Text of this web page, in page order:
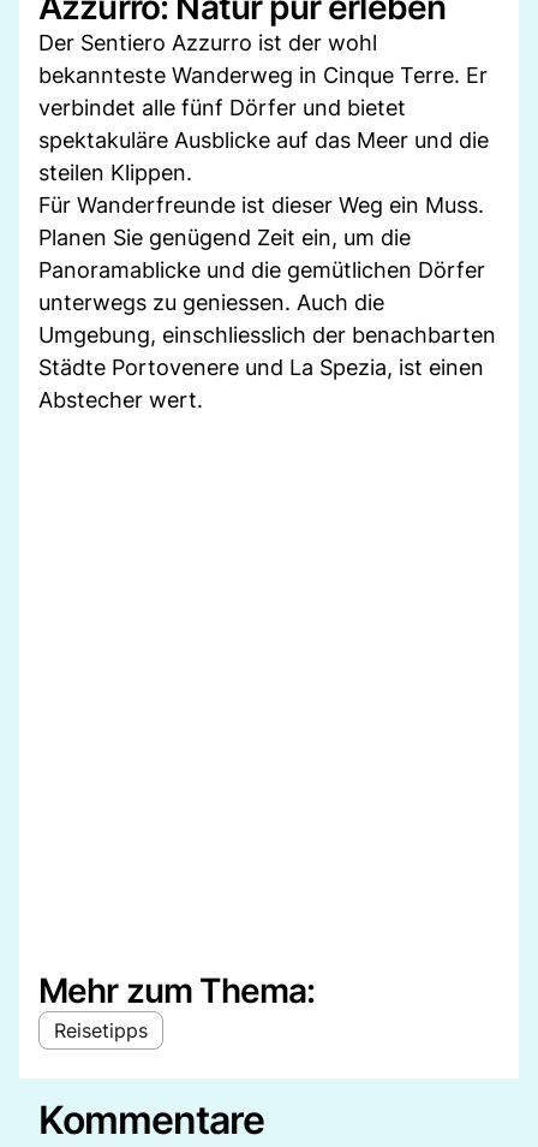
Der Sentiero Azzurro ist der wohl
bekannteste Wanderweg in Cinque Terre. Er
verbindet alle fünf Dörfer und bietet
spektakuläre Ausblicke auf das Meer und die
steilen Klippen.
Für Wanderfreunde ist dieser Weg ein Muss.
Planen Sie genügend Zeit ein, um die
Panoramablicke und die gemütlichen Dörfer
unterwegs zu geniessen. Auch die
Umgebung, einschliesslich der benachbarten
Städte Portovenere und La Spezia, ist einen
Abstecher wert.
Mehr zum Thema:
Reisetipps
Kommentare